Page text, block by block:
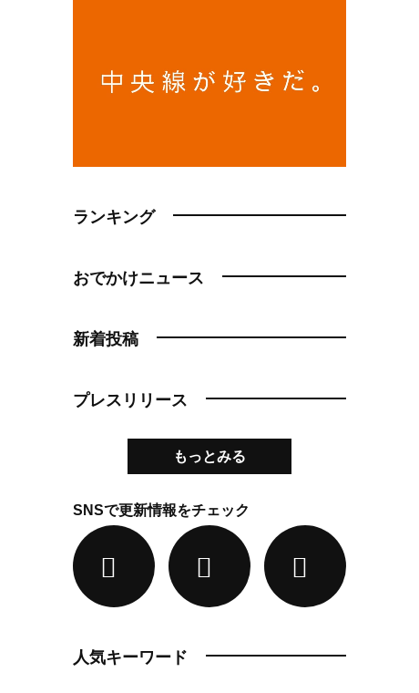
ランキング
おでかけニュース
新着投稿
プレスリリース
もっとみる
SNSで更新情報をチェック
人気キーワード